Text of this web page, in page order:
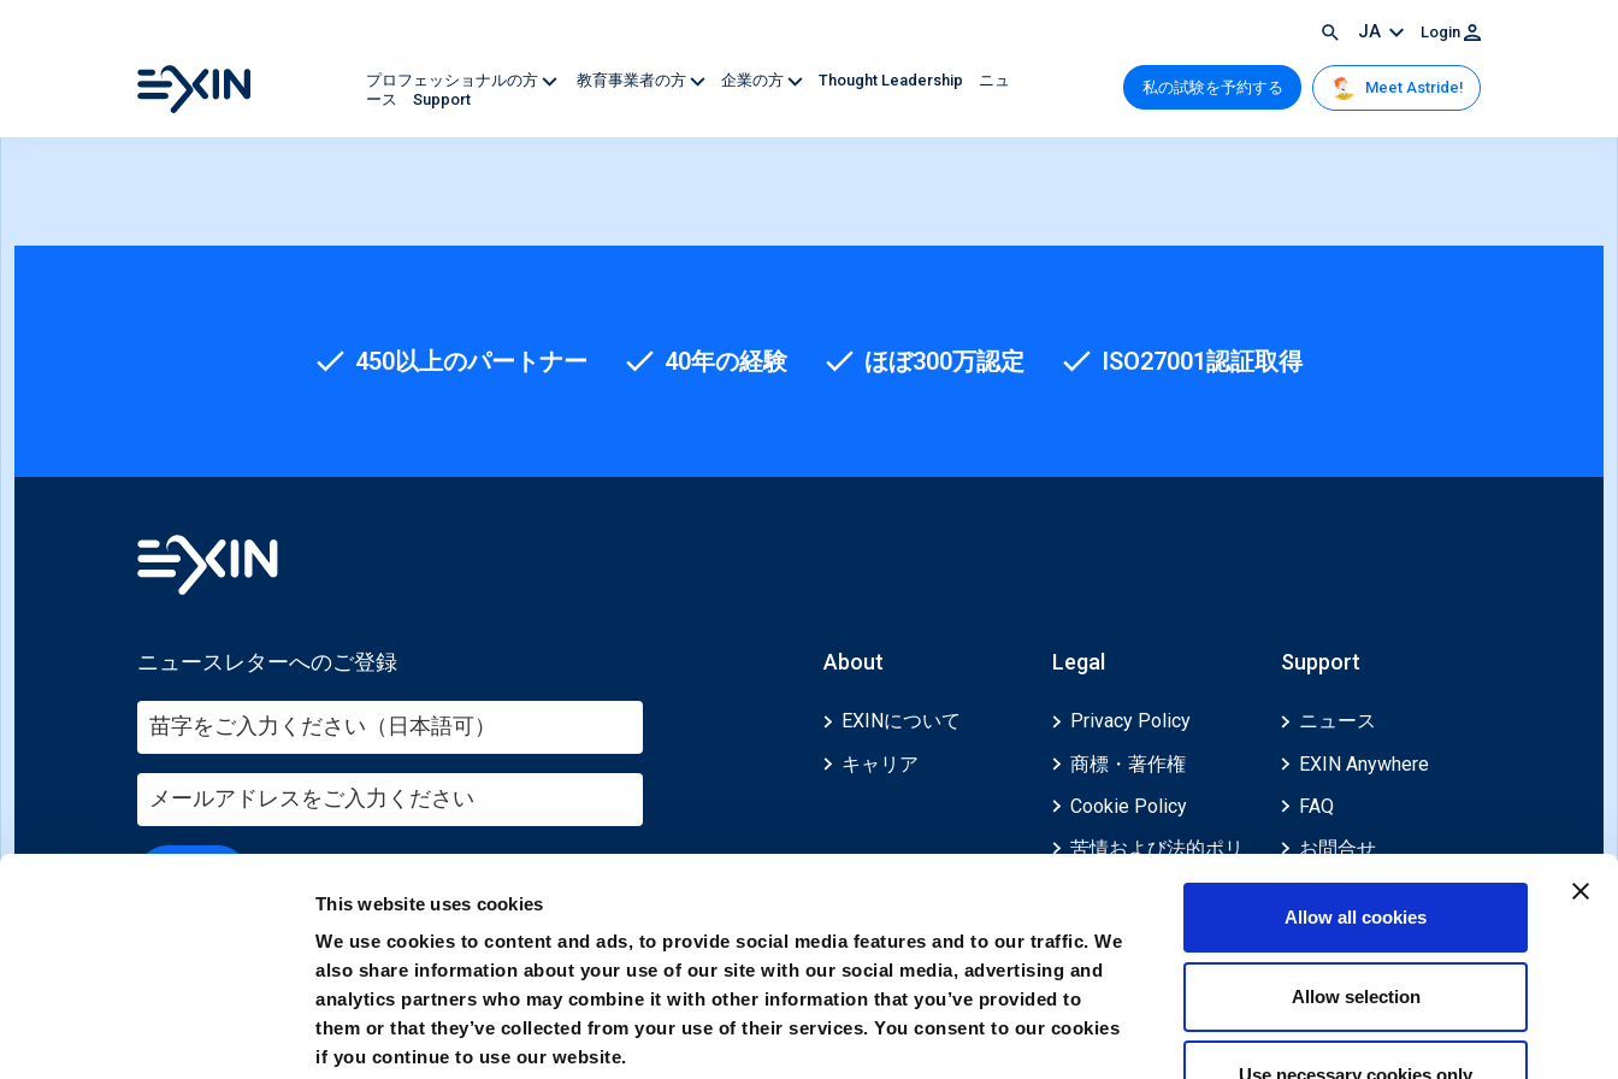
This website uses cookies
We use cookies to content and ads, to provide social media features and to our traffic. We
also share information about your use of our site with our social media, advertising and
analytics partners who may combine it with other information that you’ve provided to
them or that they’ve collected from your use of their services. You consent to our cookies
if you continue to use our website.
Allow all cookies
Allow selection
Use necessary cookies only
JA Login
プロフェッショナルの方 教育事業者の方 企業の方 Thought Leadership
ニュ
ース
Support
私の試験を予約する Meet Astride!
450以上のパートナー 40年の経験 ほぼ300万認定 ISO27001認証取得
ニュースレターへのご登録 About
EXINについて
キャリア
Legal
Privacy Policy
商標・著作権
Cookie Policy
苦情および法的ポリ
議申し立て、不服申
し立て
免責事項
Support
ニュース
EXIN Anywhere
FAQ
お問合せ